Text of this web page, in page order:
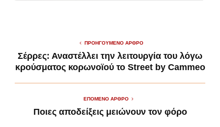
ΠΡΟΗΓΟΎΜΕΝΟ ΆΡΘΡΟ
Σέρρες: Αναστέλλει την λειτουργία του λόγω
κρούσματος κορωνοϊού το Street by Cammeo
ΕΠΌΜΕΝΟ ΆΡΘΡΟ
Ποιες αποδείξεις μειώνουν τον φόρο